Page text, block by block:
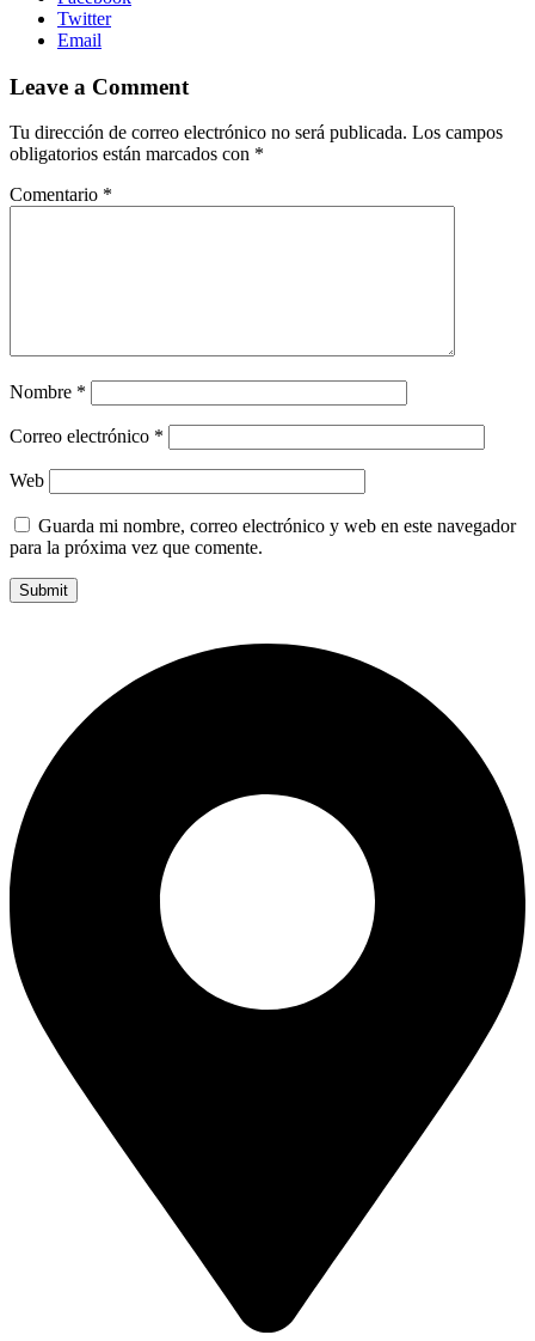
Twitter
Email
Leave a Comment
Tu dirección de correo electrónico no será publicada. Los campos
obligatorios están marcados con *
Comentario *
Nombre *
Correo electrónico *
Web
Guarda mi nombre, correo electrónico y web en este navegador
para la próxima vez que comente.